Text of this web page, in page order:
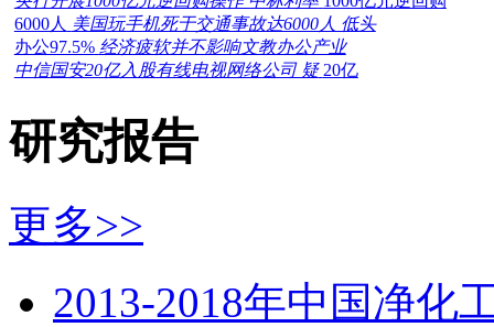
6000人 美国玩手机死于交通事故达6000人 低头
办公97.5% 经济疲软并不影响文教办公产业
中信国安20亿入股有线电视网络公司 疑 20亿
研究报告
更多>>
2013-2018年中国净化